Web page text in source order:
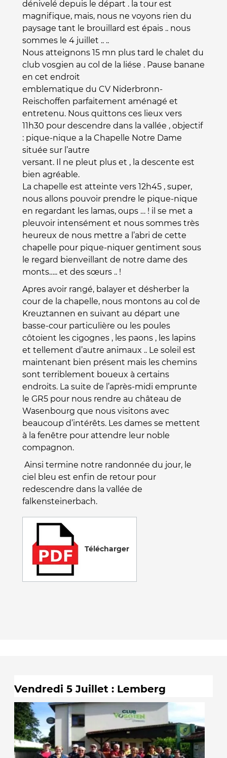
dénivelé depuis le départ . la tour est
magnifique, mais, nous ne voyons rien du
paysage tant le brouillard est épais .. nous
sommes le 4 juillet .. ..
Nous atteignons 15 mn plus tard le chalet du
club vosgien au col de la liése . Pause banane
en cet endroit
emblematique du CV Niderbronn-
Reischoffen parfaitement aménagé et
entretenu. Nous quittons ces lieux vers
11h30 pour descendre dans la vallée , objectif
: pique-nique a la Chapelle Notre Dame
située sur l’autre
versant. Il ne pleut plus et , la descente est
bien agréable.
La chapelle est atteinte vers 12h45 , super,
nous allons pouvoir prendre le pique-nique
en regardant les lamas, oups … ! il se met a
pleuvoir intensément et nous sommes très
heureux de nous mettre a l’abri de cette
chapelle pour pique-niquer gentiment sous
le regard bienveillant de notre dame des
monts….. et des sœurs .. !
Apres avoir rangé, balayer et désherber la
cour de la chapelle, nous montons au col de
Kreuztannen en suivant au départ une
basse-cour particulière ou les poules
côtoient les cigognes , les paons , les lapins
et tellement d’autre animaux .. Le soleil est
maintenant bien présent mais les chemins
sont terriblement boueux à certains
endroits. La suite de l’après-midi emprunte
le GR5 pour nous rendre au château de
Wasenbourg que nous visitons avec
beaucoup d’intérêts. Les dames se mettent
à la fenêtre pour attendre leur noble
compagnon.
Ainsi termine notre randonnée du jour, le
ciel bleu est enfin de retour pour
redescendre dans la vallée de
falkensteinerbach.
Télécharger
Vendredi 5 Juillet : Lemberg